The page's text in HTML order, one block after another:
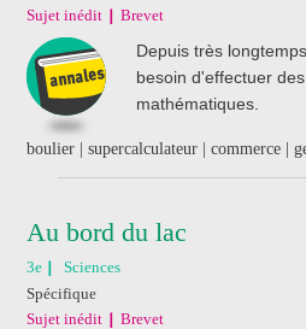
Sujet inédit
Brevet
Depuis très
besoin d'effectuer
mathématiques.
boulier | supercalculateur | commerce |
Au bord du lac
3e
Sciences
Spécifique
Sujet inédit
Brevet